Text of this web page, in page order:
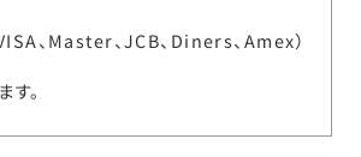
、Master、JCB、Diners、Amex）
。